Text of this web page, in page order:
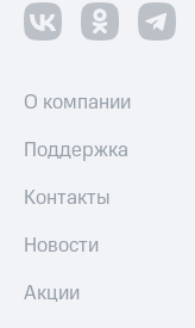
О компании
Поддержка
Контакты
Новости
Акции